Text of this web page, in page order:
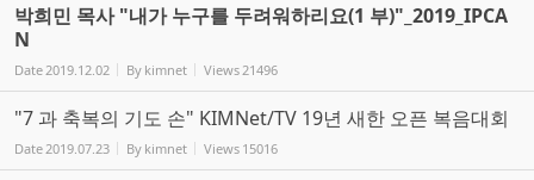
박희민 목사 "내가 누구를 두려워하리요(1 부)"_2019_IPCA
N
Date 2019.12.02 By kimnet Views 21496
"7 과 축복의 기도 손" KIMNet/TV 19년 새한 오픈 복음대회
Date 2019.07.23 By kimnet Views 15016